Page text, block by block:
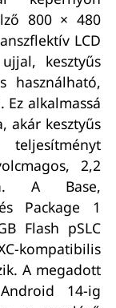
800 × 480
LCD
kesztyűs
használható,
alkalmassá
akár kesztyűs
2,2
A Base,
Package 1
Flash pSLC
kompatibilis
A megadott
14-ig